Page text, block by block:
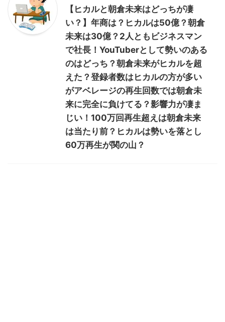
【ヒカルと朝倉未来はどっちが凄
い？】年商は？ヒカルは50億？朝倉
未来は30億？2人ともビジネスマン
で社長！YouTuberとして勢いのある
のはどっち？朝倉未来がヒカルを超
えた？登録者数はヒカルの方が多い
がアベレージの再生回数では朝倉未
来に完全に負けてる？影響力が凄ま
じい！100万回再生超えは朝倉未来
は当たり前？ヒカルは勢いを落とし
60万再生が関の山？